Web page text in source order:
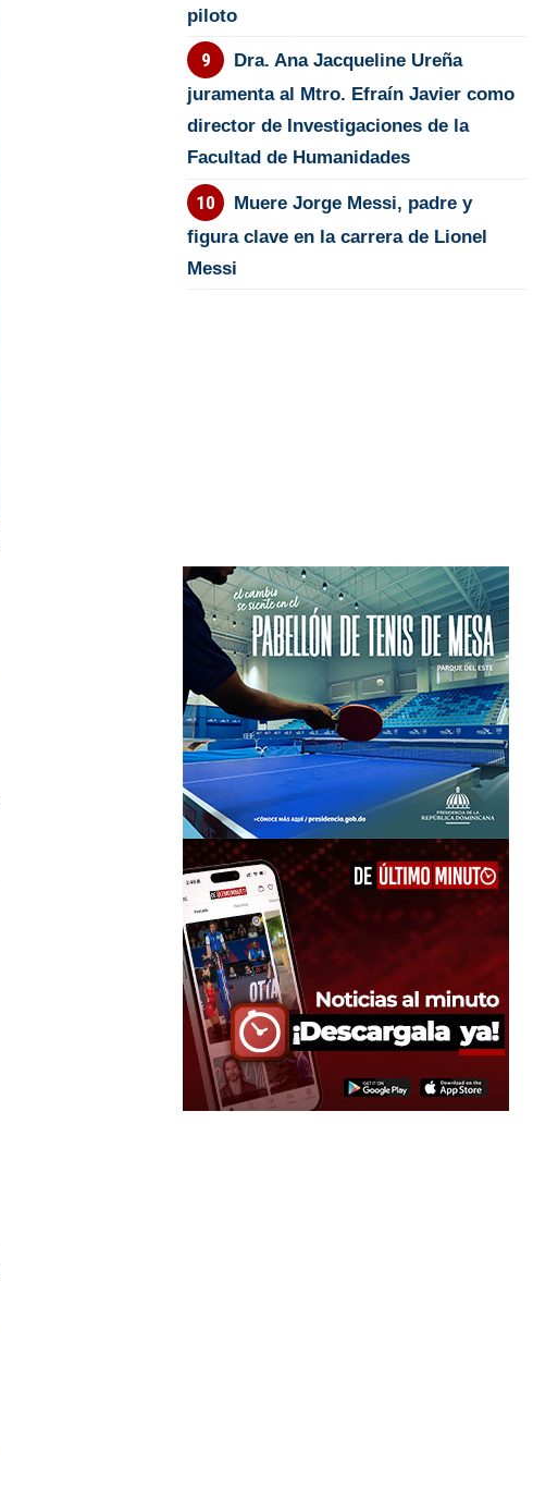
piloto
Dra. Ana Jacqueline Ureña
juramenta al Mtro. Efraín Javier como
director de Investigaciones de la
Facultad de Humanidades
Muere Jorge Messi, padre y
figura clave en la carrera de Lionel
Messi